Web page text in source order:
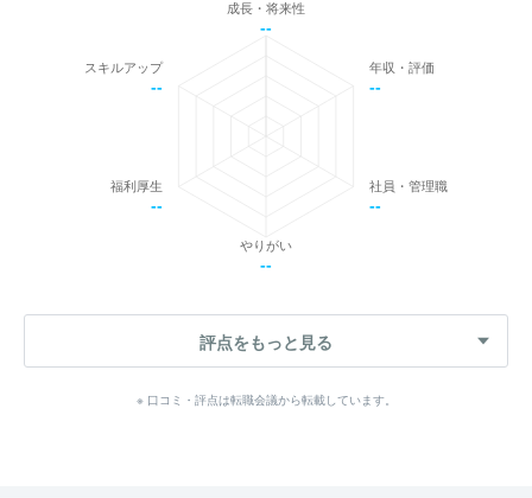
成長・将来性
--
年収・評価
--
社員・管理職
--
やりがい
--
福利厚生
--
スキルアップ
--
評点をもっと見る
※ 口コミ・評点は転職会議から転載しています。